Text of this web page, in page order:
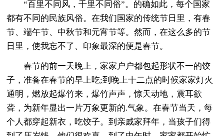
“百里不同风，千里不同俗”。的确如此，每个国家
都有不同的民族风俗。在我们国家的传统节日里，有春
节、端午节、中秋节和元宵节等。然而，在这么多的节
日里，使我忘不了、印象最深的便是春节。
春节的前一天晚上，家家户户都包起形状不一的饺
子，准备在春节的早上吃;到晚上十二点的时候家家灯火
通明，燃放起爆竹来，爆竹声声，惊天动地，震耳欲
聋，为新年显出一片万象更新的.气象。在春节当天，每
个人都穿起新衣，吃饺子。到亲戚家拜年，当孩子们得